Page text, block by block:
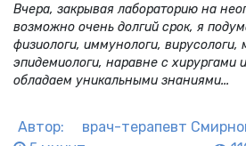
Вчера, закрывая лабораторию на
возможно очень долгий срок, я
физиологи, иммунологи, вирусологи,
эпидемиологи, наравне с хирургами
обладаем уникальными знаниями...
Автор: врач-терапевт